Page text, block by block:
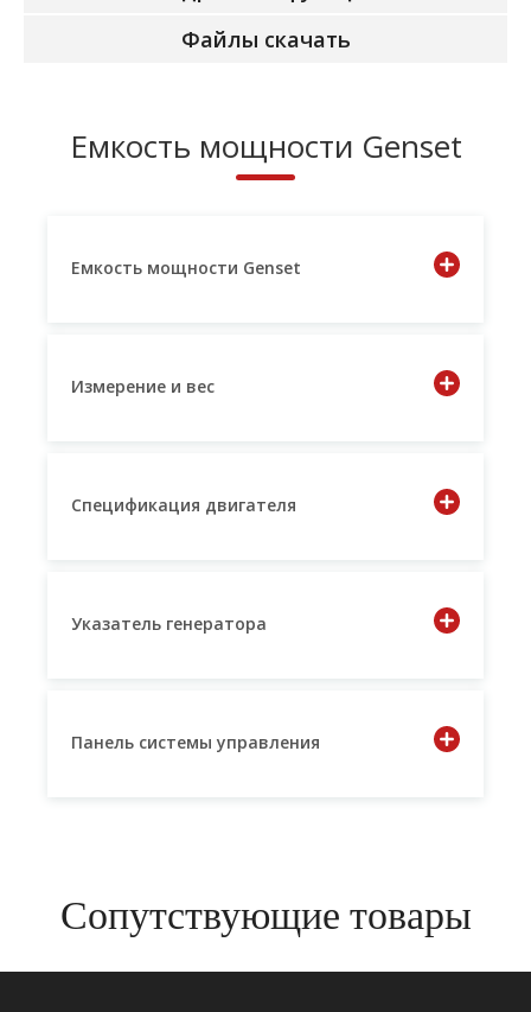
Файлы скачать
Емкость мощности Genset
Емкость мощности Genset
Измерение и вес
Спецификация двигателя
Указатель генератора
Панель системы управления
Сопутствующие товары